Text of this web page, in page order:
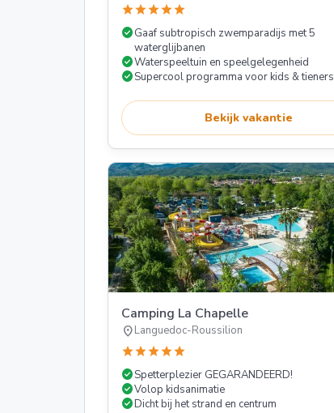
starstarstarstarstar
check_circleGaaf subtropisch zwemparadijs met 5
waterglijbanen
check_circleWaterspeeltuin en speelgelegenheid
check_circleSupercool programma voor kids & tieners
Bekijk vakantie
Camping La Chapelle
location_onLanguedoc-Roussilion
starstarstarstarstar
check_circleSpetterplezier GEGARANDEERD!
check_circleVolop kidsanimatie
check_circleDicht bij het strand en centrum